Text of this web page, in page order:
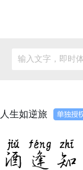
输入文字，即时
人生如逆旅
酒逢